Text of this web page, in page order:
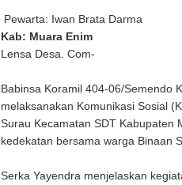
Pewarta: Iwan Brata Darma
Kab: Muara Enim
Lensa Desa. Com-
Babinsa Koramil 404-06/Semendo
melaksanakan Komunikasi Sosial
Surau Kecamatan SDT Kabupaten
kedekatan bersama warga Binaan
Serka Yayendra menjelaskan